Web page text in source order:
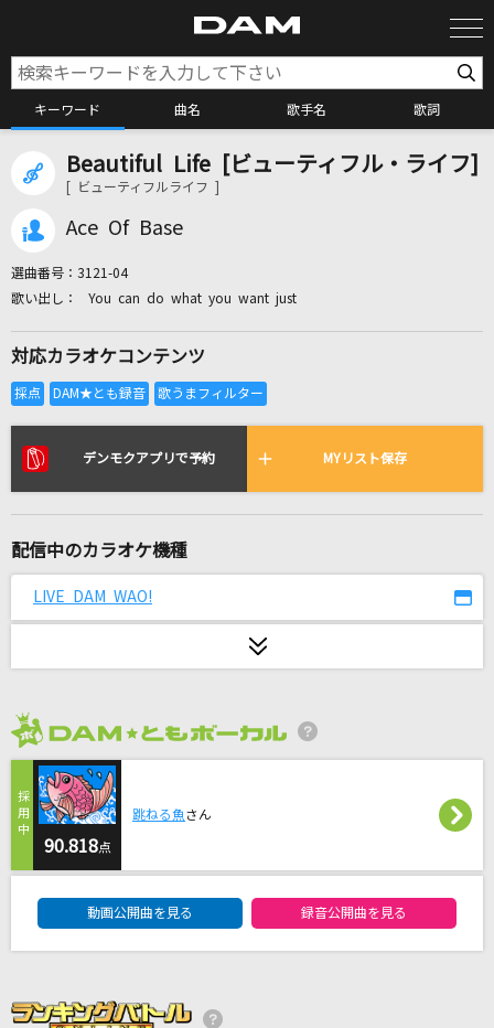
キーワード 曲名 歌手名 歌詞
カラオケ検索
全国りれき
リアルタイムで歌われている曲の一覧
Story
ケセラセラ
ORANGE RANGE
[生音]マリーゴールド
Plazma(ビデオクリップバージョン)
米津玄師
あとの祭り
Beautiful Life [ビューティフル・ライフ]
[ ビューティフルライフ ]
Ace Of Base
選曲番号： 3121-04
You can do what you want just
対応カラオケコンテンツ
デンモクアプリで予約 MYリスト保存
配信中のカラオケ機種
LIVE DAM WAO!
90.818点
跳ねる魚 さん
動画公開曲を見る 録音公開曲を見る